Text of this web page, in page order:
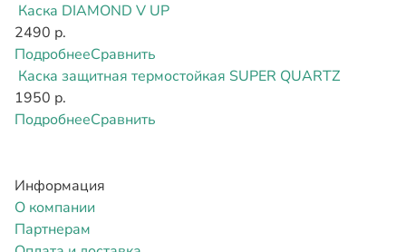
Каска DIAMOND V UP
2490 р.
ПодробнееСравнить
Каска защитная термостойкая SUPER QUARTZ
1950 р.
ПодробнееСравнить
Информация
О компании
Партнерам